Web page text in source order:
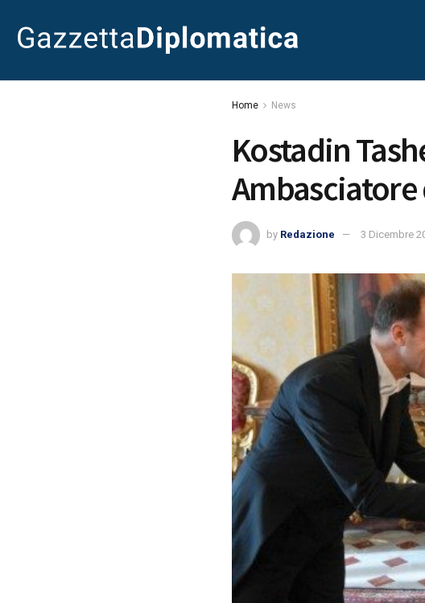
Home News
Kostadin
Ambasciatore
by Redazione 3 Dicembre